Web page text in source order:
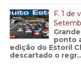
F. 1 de
ponto
edição do Estoril
descartado o